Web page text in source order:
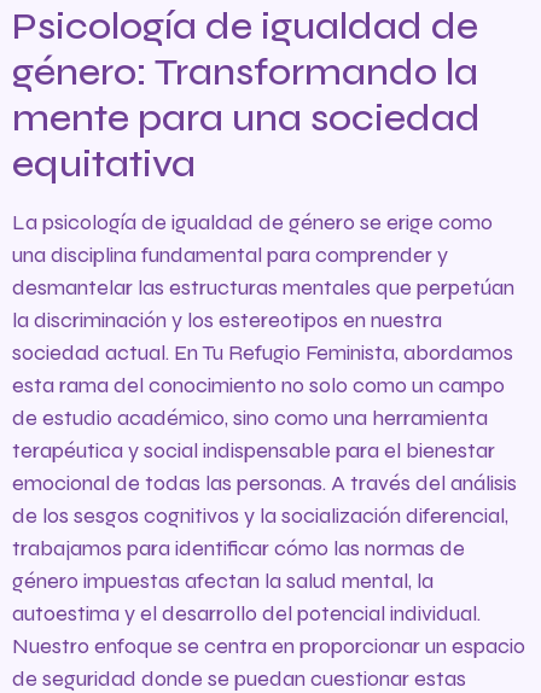
Psicología de igualdad de
género: Transformando la
mente para una sociedad
equitativa
La psicología de igualdad de género se erige como
una disciplina fundamental para comprender y
desmantelar las estructuras mentales que perpetúan
la discriminación y los estereotipos en nuestra
sociedad actual. En Tu Refugio Feminista, abordamos
esta rama del conocimiento no solo como un campo
de estudio académico, sino como una herramienta
terapéutica y social indispensable para el bienestar
emocional de todas las personas. A través del análisis
de los sesgos cognitivos y la socialización diferencial,
trabajamos para identificar cómo las normas de
género impuestas afectan la salud mental, la
autoestima y el desarrollo del potencial individual.
Nuestro enfoque se centra en proporcionar un espacio
de seguridad donde se puedan cuestionar estas